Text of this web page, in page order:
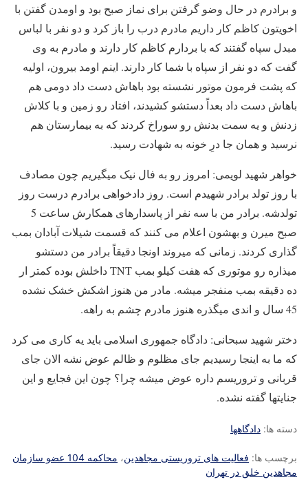
و برادرم در حال وضو گرفتن برای نماز صبح بود و اومدن گفتن با
اخویتون کاظم کار داریم مادرم درب را باز کرد و دو نفر با لباس
مبدل سپاه گفتند که با بردارم کاظم کار دارند و مادرم به وی
گفت که دو نفر از سپاه با شما کار دارند. اینم اومد بیرون، اولیه
که پشت فرمون موتور نشسته بود باهاش دست داد دومی هم
باهاش دست داد بعداً دستشو کشیدند، افتاد رو زمین و با کلاش
زدنش و یه سمت بدنش رو سوراخ کردند که به بیمارستان هم
نرسید و همان جا درِ خونه به شهادت رسید.
خواهر شهید لویمی: امروز رو به فال نیک میگیریم چون مصادف
با روز تولد برادر شهیدم است. روز دادخواهی برادرم درست روز
تولدشه. برادر من با سه نفر از پاسدارهای همکارش ساعت 5
صبح میرن و بهشون اعلام می کنند که قسمت شیلات آبادان بمب
گذاری کردند. زمانی که میروند اونجا دقیقاً برادر من دستشو
میذاره رو موتوری که هفت کیلو بمب TNT داخلش بوده کمتر ار
ده دقیقه بمب منفجر میشه. مادر من هنوز اشکش خشک نشده
45 سال و اندی میگذره هنوز مادرم چشم به راهه.
دختر شهید سبحانی: دادگاه جمهوری اسلامی باید یه کاری می کرد
که ما به اینجا رسیدیم جای مظلوم و ظالم عوض نشه الان جای
قربانی و تروریسم داره عوض میشه چرا؟ چون این فجایع و این
جنایتها گفته نشده.
دسته ها: دادگاهها
برچسب ها: فعالیت های تروریستی مجاهدین،
محاکمه 104 عضو سازمان
مجاهدین خلق در تهران